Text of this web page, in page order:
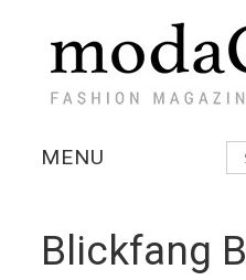
MENU
AUSSTELLUNGEN
Blickfang